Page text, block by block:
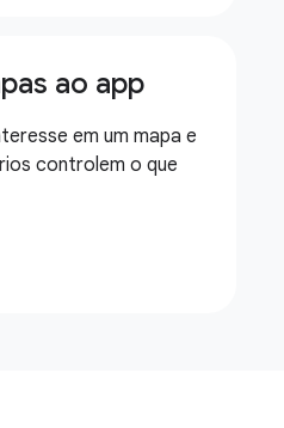
ao app
em um mapa e
controlem o que